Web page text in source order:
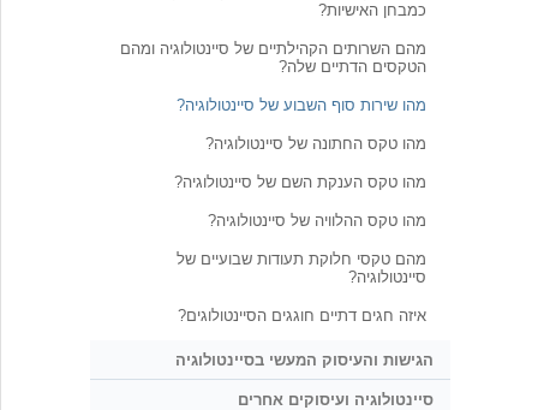
כמבחן האישיות?
מהם השרותים הקהילתיים של סיינטולוגיה ומהם
הטקסים הדתיים שלה?
מהו שירות סוף השבוע של סיינטולוגיה?
מהו טקס החתונה של סיינטולוגיה?
מהו טקס הענקת השם של סיינטולוגיה?
מהו טקס ההלוויה של סיינטולוגיה?
מהם טקסי חלוקת תעודות שבועיים של
סיינטולוגיה?
איזה חגים דתיים חוגגים הסיינטולוגים?
הגישות והעיסוק המעשי בסיינטולוגיה
סיינטולוגיה ועיסוקים אחרים